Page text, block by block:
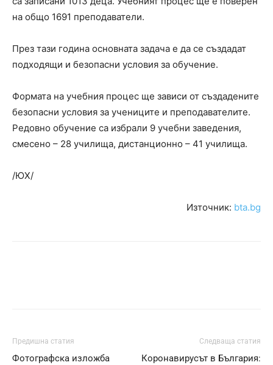
на общо 1691 преподаватели.
През тази година основната задача е да се създадат
подходящи и безопасни условия за обучение.
Формата на учебния процес ще зависи от създадените
безопасни условия за учениците и преподавателите.
Редовно обучение са избрали 9 учебни заведения,
смесено – 28 училища, дистанционно – 41 училища.
/ЮХ/
Източник: bta.bg
Предишна статия
Фотографска изложба
Следваща статия
Коронавирусът в България: